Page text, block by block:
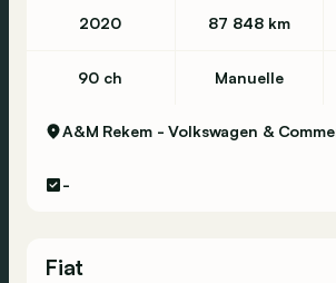
2020 87 848 km
90 ch Manuelle
-
Fiat